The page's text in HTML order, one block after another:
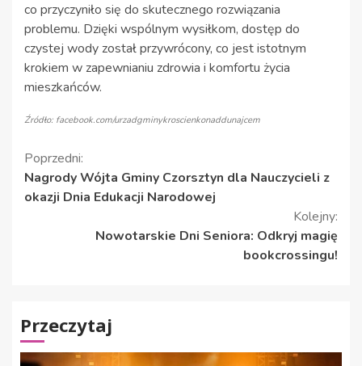
co przyczyniło się do skutecznego rozwiązania
problemu. Dzięki wspólnym wysiłkom, dostęp do
czystej wody został przywrócony, co jest istotnym
krokiem w zapewnianiu zdrowia i komfortu życia
mieszkańców.
Źródło: facebook.com/urzadgminykroscienkonaddunajcem
Kontynuuj
czytanie
Poprzedni:
Nagrody Wójta Gminy Czorsztyn dla Nauczycieli z
okazji Dnia Edukacji Narodowej
Kolejny:
Nowotarskie Dni Seniora: Odkryj magię
bookcrossingu!
Przeczytaj